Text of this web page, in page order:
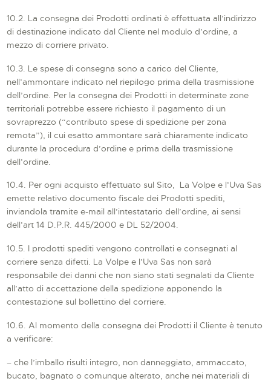
10.2. La consegna dei Prodotti ordinati è effettuata all’indirizzo
di destinazione indicato dal Cliente nel modulo d’ordine, a
mezzo di corriere privato.
10.3. Le spese di consegna sono a carico del Cliente,
nell’ammontare indicato nel riepilogo prima della trasmissione
dell’ordine. Per la consegna dei Prodotti in determinate zone
territoriali potrebbe essere richiesto il pagamento di un
sovraprezzo (“contributo spese di spedizione per zona
remota”), il cui esatto ammontare sarà chiaramente indicato
durante la procedura d’ordine e prima della trasmissione
dell’ordine.
10.4. Per ogni acquisto effettuato sul Sito, La Volpe e l’Uva Sas
emette relativo documento fiscale dei Prodotti spediti,
inviandola tramite e-mail all’intestatario dell’ordine, ai sensi
dell’art 14 D.P.R. 445/2000 e DL 52/2004.
10.5. I prodotti spediti vengono controllati e consegnati al
corriere senza difetti. La Volpe e l’Uva Sas non sarà
responsabile dei danni che non siano stati segnalati da Cliente
all’atto di accettazione della spedizione apponendo la
contestazione sul bollettino del corriere.
10.6. Al momento della consegna dei Prodotti il Cliente è tenuto
a verificare:
– che l’imballo risulti integro, non danneggiato, ammaccato,
bucato, bagnato o comunque alterato, anche nei materiali di